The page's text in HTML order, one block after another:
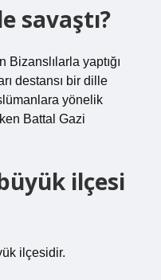
savaştı?
yaptığı
destansı bir dille
yönelik
Battal Gazi
ilçesi
ilçesidir.